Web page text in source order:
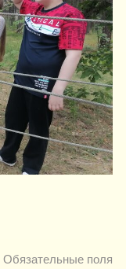
Обязательные поля